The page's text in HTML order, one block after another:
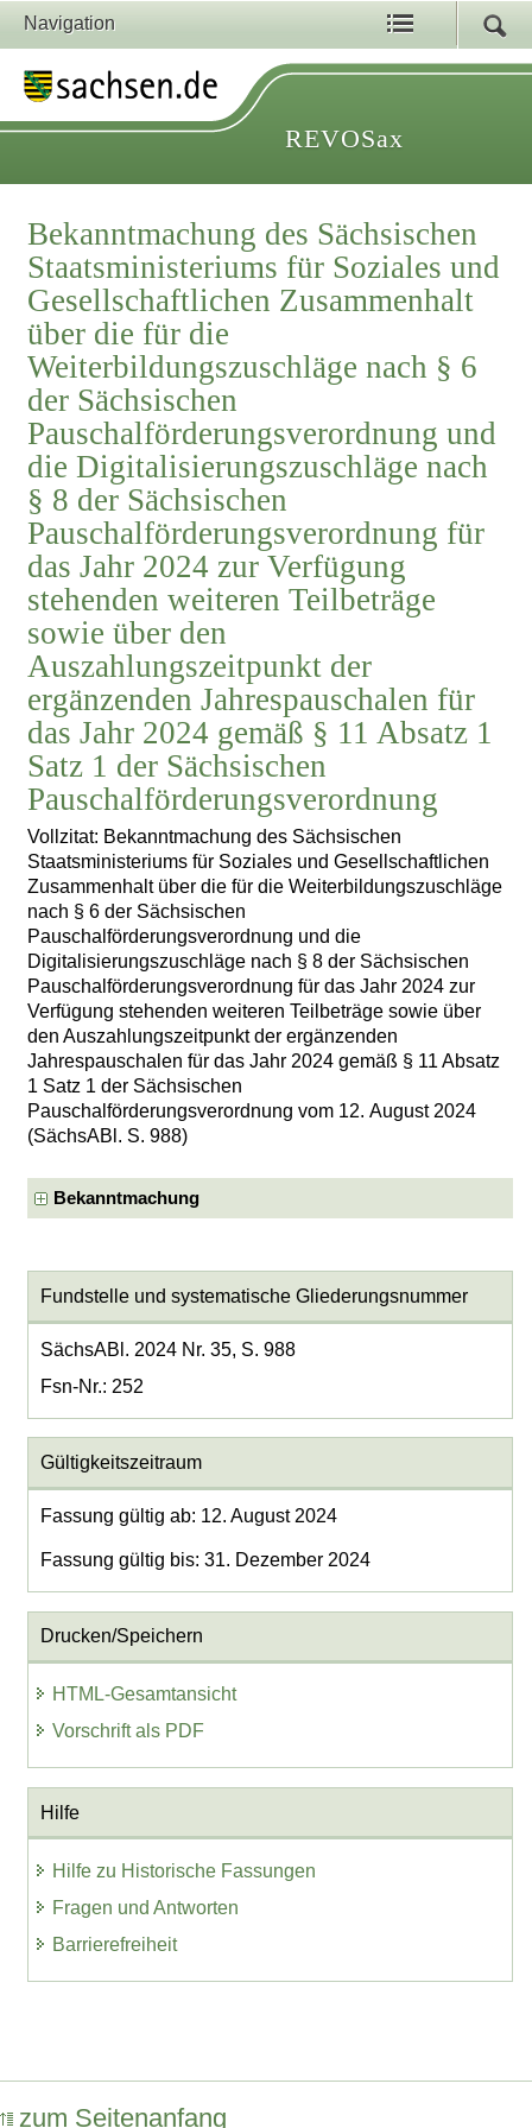
Navigation
REVOSax
Bekanntmachung des Sächsischen
Staatsministeriums für Soziales und
Gesellschaftlichen Zusammenhalt
über die für die
Weiterbildungszuschläge nach § 6
der Sächsischen
Pauschalförderungsverordnung und
die Digitalisierungszuschläge nach
§ 8 der Sächsischen
Pauschalförderungsverordnung für
das Jahr 2024 zur Verfügung
stehenden weiteren Teilbeträge
sowie über den
Auszahlungszeitpunkt der
ergänzenden Jahrespauschalen für
das Jahr 2024 gemäß § 11 Absatz 1
Satz 1 der Sächsischen
Pauschalförderungsverordnung
Vollzitat: Bekanntmachung des Sächsischen
Staatsministeriums für Soziales und Gesellschaftlichen
Zusammenhalt über die für die Weiterbildungszuschläge
nach § 6 der Sächsischen
Pauschalförderungsverordnung und die
Digitalisierungszuschläge nach § 8 der Sächsischen
Pauschalförderungsverordnung für das Jahr 2024 zur
Verfügung stehenden weiteren Teilbeträge sowie über
den Auszahlungszeitpunkt der ergänzenden
Jahrespauschalen für das Jahr 2024 gemäß § 11 Absatz
1 Satz 1 der Sächsischen
Pauschalförderungsverordnung vom 12. August 2024
(SächsABl. S. 988)
Bekanntmachung
Fundstelle und systematische Gliederungsnummer
SächsABl. 2024 Nr. 35, S. 988
Fsn-Nr.: 252
Gültigkeitszeitraum
Fassung gültig ab: 12. August 2024
Fassung gültig bis: 31. Dezember 2024
Drucken/Speichern
HTML-Gesamtansicht
Vorschrift als PDF
Hilfe
Hilfe zu Historische Fassungen
Fragen und Antworten
Barrierefreiheit
zum Seitenanfang